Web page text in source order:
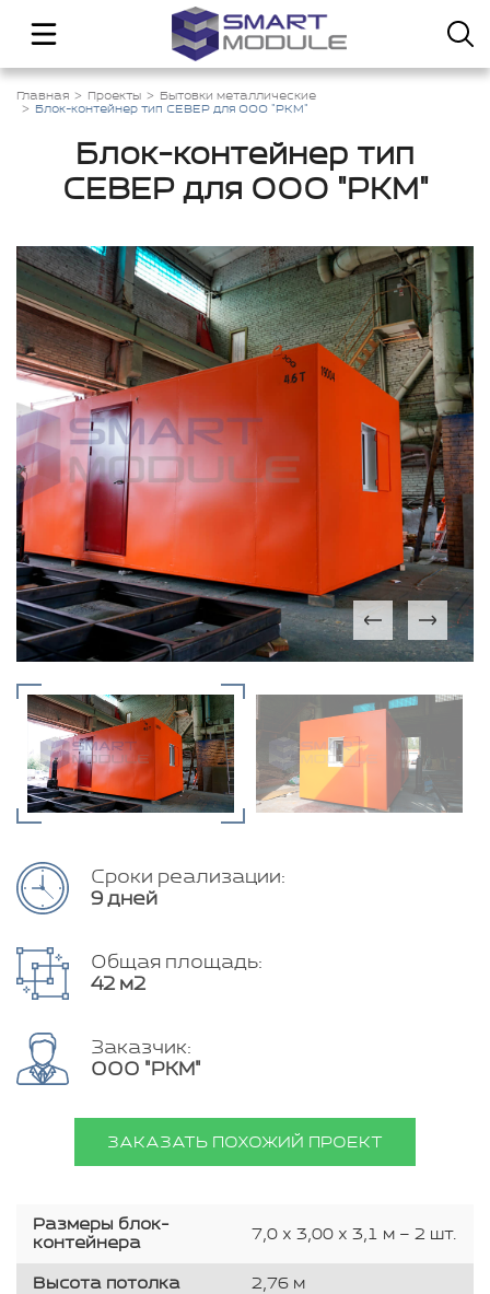
Главная Проекты
Бытовки металлические
Блок-контейнер тип СЕВЕР для ООО "РКМ"
Блок-контейнер тип
СЕВЕР для ООО "РКМ"
Сроки реализации:
9 дней
Общая площадь:
42 м2
Заказчик:
ООО "РКМ"
ЗАКАЗАТЬ ПОХОЖИЙ ПРОЕКТ
Размеры блок-
контейнера
7,0 х 3,00 х 3,1 м – 2 шт.
Высота потолка 2,76 м